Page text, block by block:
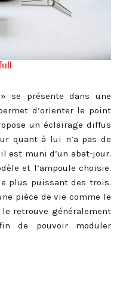
se présente dans une
d’orienter le point
un éclairage diffus
quant à lui n’a pas de
est muni d’un abat-jour.
et l’ampoule choisie.
plus puissant des trois.
pièce de vie comme le
retrouve généralement
de pouvoir moduler